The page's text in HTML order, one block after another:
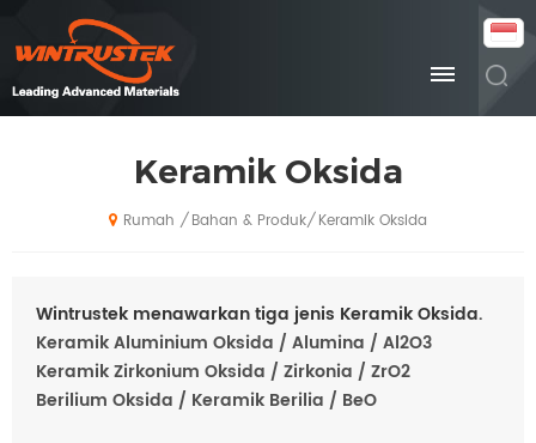
Keramik Oksida
Rumah / Bahan & Produk/ Keramik Oksida
Wintrustek menawarkan tiga jenis Keramik Oksida.
Keramik Aluminium Oksida / Alumina / Al2O3
Keramik Zirkonium Oksida / Zirkonia / ZrO2
Berilium Oksida / Keramik Berilia / BeO